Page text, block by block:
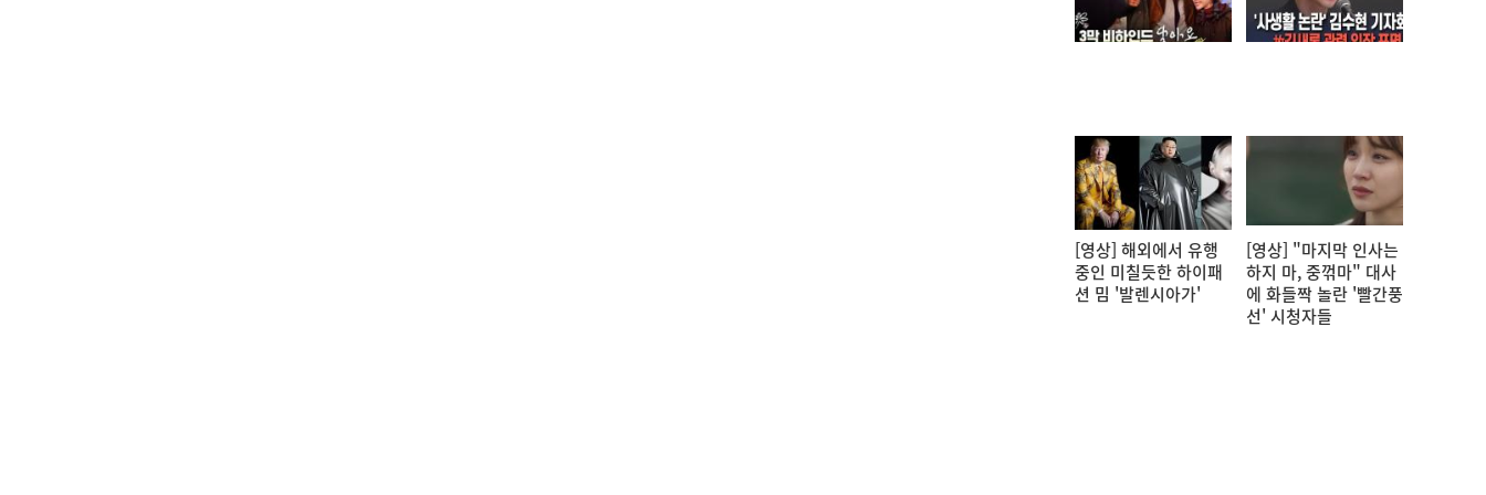
[영상] 해외에서 유행
중인 미칠듯한 하이패
션 밈 '발렌시아가'
[영상] "마지막 인사는
하지 마, 중꺾마" 대사
에 화들짝 놀란 '빨간풍
선' 시청자들